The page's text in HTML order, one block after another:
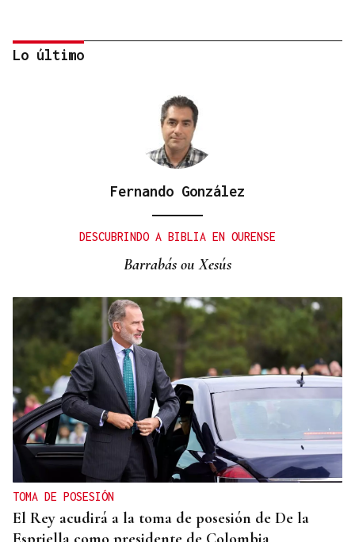
Vídeo | Se desata un incendio forestal en una
Lo último
Fernando González
DESCUBRINDO A BIBLIA EN OURENSE
Barrabás ou Xesús
TOMA DE POSESIÓN
El Rey acudirá a la toma de posesión de De la